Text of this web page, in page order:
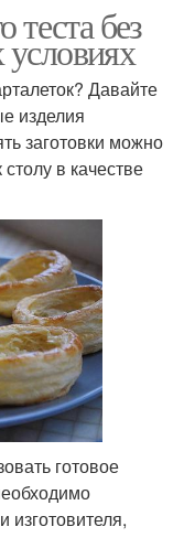
теста без
Давайте
изделия
заготовки можно
в качестве
готовое
изготовителя,